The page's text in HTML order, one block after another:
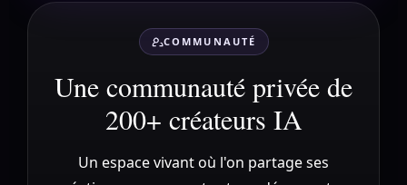
COMMUNAUTÉ
Une communauté privée de
200+ créateurs IA
Un espace vivant où l'on partage ses